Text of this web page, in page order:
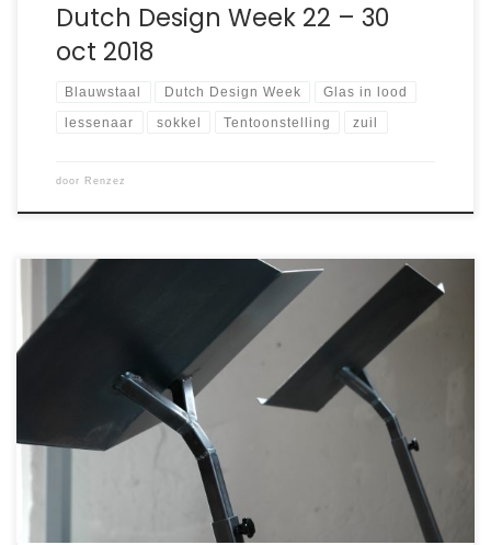
Dutch Design Week 22 – 30
oct 2018
Blauwstaal Dutch Design Week Glas in lood
lessenaar sokkel Tentoonstelling zuil
door Renzez
Voor hun nieuwe appartement waren Harriët & Erin op
zoek naar een fotostandaard om hun fotoboeken op te
presenteren. Marleen, dochter van, kwam in haar online
zoektocht de lessenaar van Renzez tegen en raakte erg
geïnteresseerd. Het drietal is aan huis geweest om de
lessenaar te bezichtigen. Overtuigt en enthousiast […]